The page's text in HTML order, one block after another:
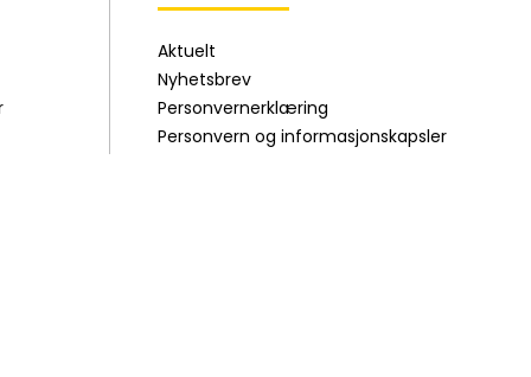
Aktuelt
Nyhetsbrev
Personvernerklæring
Personvern og informasjonskapsler